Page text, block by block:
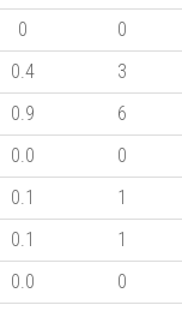
0
0
0.4
3
0.9
6
0.0
0
0.1
1
0.1
1
0.0
0